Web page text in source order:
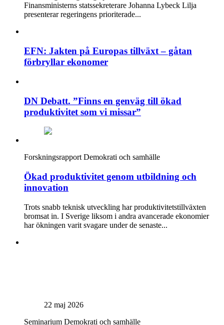
Finansministerns statssekreterare Johanna Lybeck Lilja
presenterar regeringens prioriterade...
EFN: Jakten på Europas tillväxt – gåtan
förbryllar ekonomer
DN Debatt. ”Finns en genväg till ökad
produktivitet som vi missar”
Forskningsrapport Demokrati och samhälle
Ökad produktivitet genom utbildning och
innovation
Trots snabb teknisk utveckling har produktivitetstillväxten
bromsat in. I Sverige liksom i andra avancerade ekonomier
har ökningen varit svagare under de senaste...
22 maj 2026
Seminarium Demokrati och samhälle